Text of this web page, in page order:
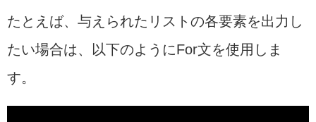
たとえば、与えられたリストの各要素を出力し
たい場合は、以下のようにFor文を使用しま
す。